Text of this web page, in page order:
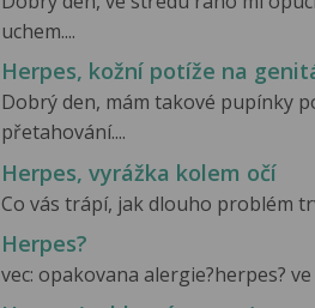
uchem....
Herpes, kožní potíže na
Dobrý den, mám takové pupínky
přetahování....
Herpes, vyrážka kolem očí
Co vás trápí, jak dlouho problém
Herpes?
vec: opakovana alergie?herpes?